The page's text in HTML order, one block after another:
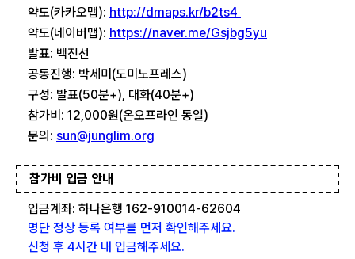
약도(카카오맵): http://dmaps.kr/b2ts4
약도(네이버맵): https://naver.me/Gsjbg5yu
발표: 백진선
공동진행: 박세미(도미노프레스)
구성: 발표(50분+), 대화(40분+)
참가비: 12,000원(온오프라인 동일)
문의: sun@junglim.org
참가비 입금 안내
입금계좌: 하나은행 162-910014-62604
명단 정상 등록 여부를 먼저 확인해주세요.
신청 후 4시간 내 입금해주세요.